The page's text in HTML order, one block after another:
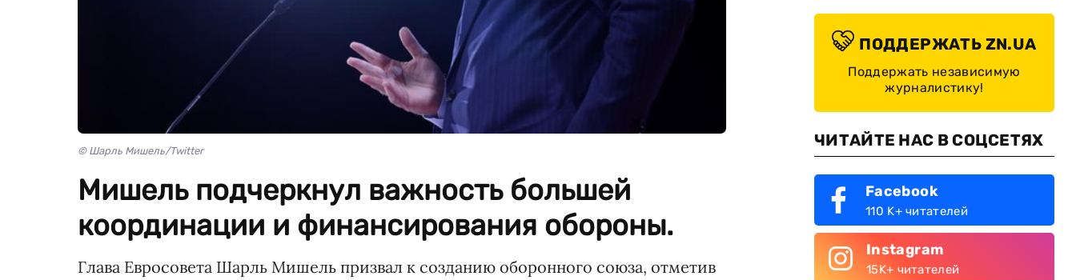
© Шарль Мишель/Twitter
Мишель подчеркнул важность большей
координации и финансирования обороны.
Глава Евросовета Шарль Мишель призвал к созданию оборонного союза, отметив
ПОДДЕРЖАТЬ ZN.UA
Поддержать независимую
журналистику!
ЧИТАЙТЕ НАС В СОЦСЕТЯХ
Facebook
110 K+ читателей
Instagram
15K+ читателей